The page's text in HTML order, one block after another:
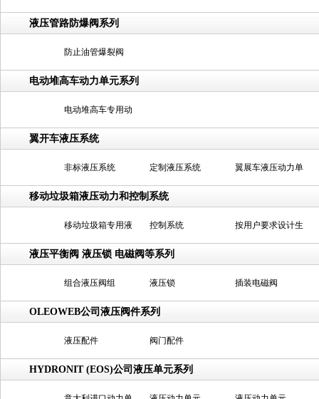
液压管路防爆阀系列
防止油管爆裂阀
电动堆高车动力单元系列
电动堆高车专用动
力单元
翼开车液压系统
非标液压系统 定制液压系统 翼展车液压动力单
元
移动垃圾箱液压动力和控制系统
移动垃圾箱专用液
压泵站
控制系统 按用户要求设计生
产液压系统
液压平衡阀 液压锁 电磁阀等系列
组合液压阀组 液压锁 插装电磁阀
OLEOWEB公司液压阀件系列
液压配件 阀门配件
HYDRONIT (EOS)公司液压单元系列